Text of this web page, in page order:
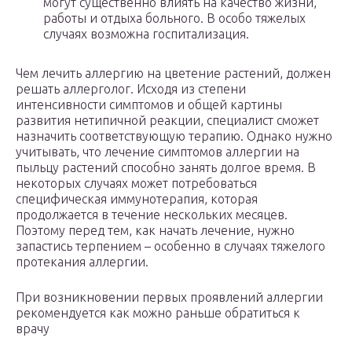
работы и отдыха больного. В особо тяжелых
случаях возможна госпитализация.
Чем лечить аллергию на цветение растений, должен
решать аллерголог. Исходя из степени
интенсивности симптомов и общей картины
развития нетипичной реакции, специалист сможет
назначить соответствующую терапию. Однако нужно
учитывать, что лечение симптомов аллергии на
пыльцу растений способно занять долгое время. В
некоторых случаях может потребоваться
специфическая иммунотерапия, которая
продолжается в течение нескольких месяцев.
Поэтому перед тем, как начать лечение, нужно
запастись терпением – особенно в случаях тяжелого
протекания аллергии.
При возникновении первых проявлений аллергии
рекомендуется как можно раньше обратиться к
врачу